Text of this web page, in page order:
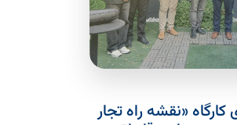
«نقشه راه تجار